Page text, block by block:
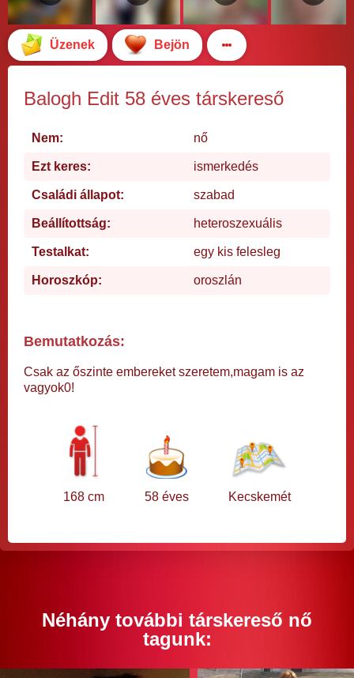
Üzenek Bejön
Balogh Edit 58 éves társkereső
Nem: nő
Ezt keres: ismerkedés
Családi állapot: szabad
Beállítottság: heteroszexuális
Testalkat: egy kis felesleg
Horoszkóp: oroszlán
Bemutatkozás:
Csak az őszinte embereket szeretem,magam is az
vagyok0!
168 cm 58 éves Kecskemét
Néhány további társkereső nő
tagunk: